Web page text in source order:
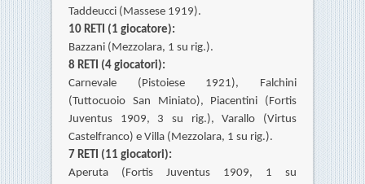
Taddeucci (Massese 1919).
10 RETI (1 giocatore):
Bazzani (Mezzolara, 1 su rig.).
8 RETI (4 giocatori):
Carnevale (Pistoiese 1921), Falchini
(Tuttocuoio San Miniato), Piacentini (Fortis
Juventus 1909, 3 su rig.),Varallo (Virtus
Castelfranco) e Villa (Mezzolara, 1 su rig.).
7 RETI (11 giocatori):
Aperuta (Fortis Juventus 1909, 1 su